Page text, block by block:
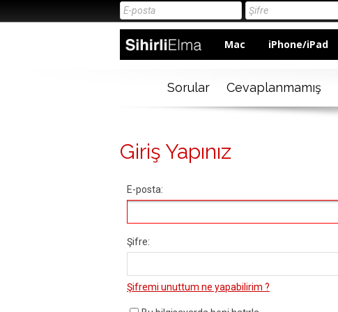
Mac iPhone/iPad
Sorular Cevaplanmamış
Giriş Yapınız
E-posta:
Şifre:
Şifremi unuttum ne yapabilirim ?